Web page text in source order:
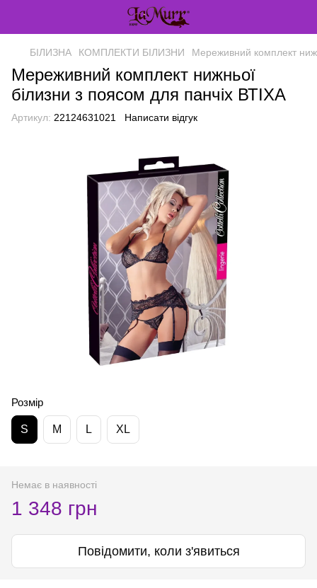
БІЛИЗНА КОМПЛЕКТИ БІЛИЗНИ Мереживний комплект
Мереживний комплект нижньої
білизни з поясом для панчіх ВТІХА
Артикул: 22124631021 Написати відгук
Розмір
S M L XL
Немає в наявності
1 348 грн
Повідомити, коли з'явиться